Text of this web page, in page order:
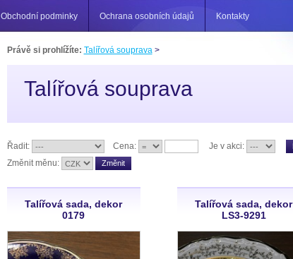
Obchodní podminky Ochrana osobních údajů Kontakty
Právě si prohlížíte: Talířová souprava>
Talířová souprava
Řadit: Cena:
Je v akci:
Změnit měnu:
Talířová sada, dekor
0179
Talířová sada, dekor
LS3-9291